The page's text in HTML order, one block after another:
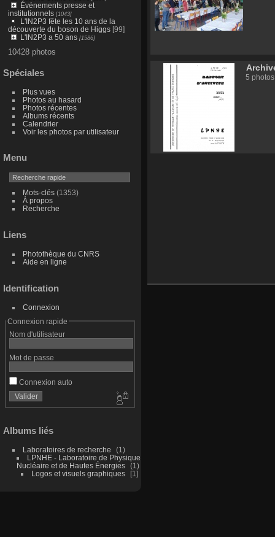
Événements presse et
institutionnels[1043]
L'IN2P3 fête les 10 ans de la
découverte du boson de Higgs[99]
L'IN2P3 a 50 ans[1586]
10428 photos
Spéciales
Plus vues
Photos au hasard
Photos récentes
Albums récents
Calendrier
Voir les photos par utilisateur
Menu
Mots-clés(1353)
À propos
Recherche
Liens
Photothèque du CNRS
Aide en ligne
Identification
Connexion
Connexion rapide
Nom d'utilisateur
Mot de passe
Connexion auto
Albums liés
Laboratoires de recherche
1
LPNHE - Laboratoire de Physique
Nucléaire et de Hautes Énergies
1
Logos et visuels graphiques
1
5